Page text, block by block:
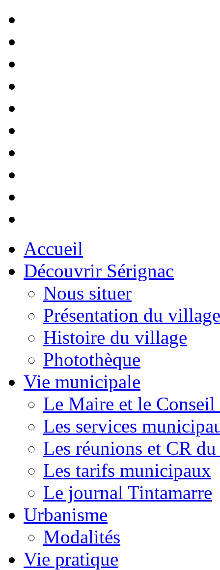
Accueil
Découvrir Sérignac
Nous situer
Présentation du village
Histoire du village
Photothèque
Vie municipale
Le Maire et le
Les services
Les réunions et CR
Les tarifs municipaux
Le journal Tintamarre
Urbanisme
Modalités
Vie pratique